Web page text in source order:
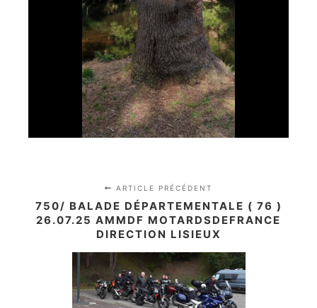
ARTICLE PRÉCÉDENT
750/ BALADE DÉPARTEMENTALE ( 76 )
26.07.25 AMMDF MOTARDSDEFRANCE
DIRECTION LISIEUX